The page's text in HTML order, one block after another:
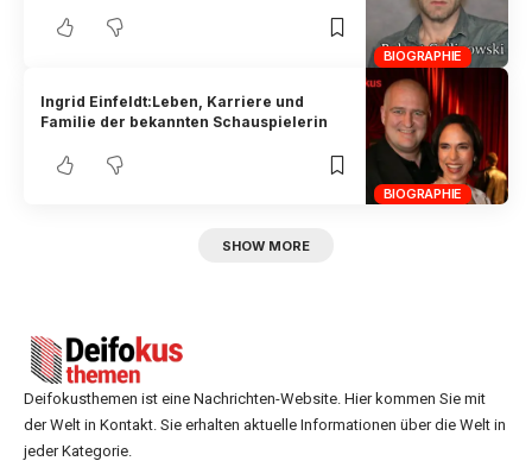
BIOGRAPHIE
BIOGRAPHIE
Ingrid Einfeldt:Leben, Karriere und
Familie der bekannten Schauspielerin
SHOW MORE
Deifokusthemen ist eine Nachrichten-Website. Hier kommen Sie mit
der Welt in Kontakt. Sie erhalten aktuelle Informationen über die Welt in
jeder Kategorie.